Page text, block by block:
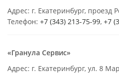
Адрес: г. Екатеринбург, проезд
Телефон: +7 (343) 213-75-99, +7
«Гранула Сервис»
Адрес: г. Екатеринбург, ул. 8